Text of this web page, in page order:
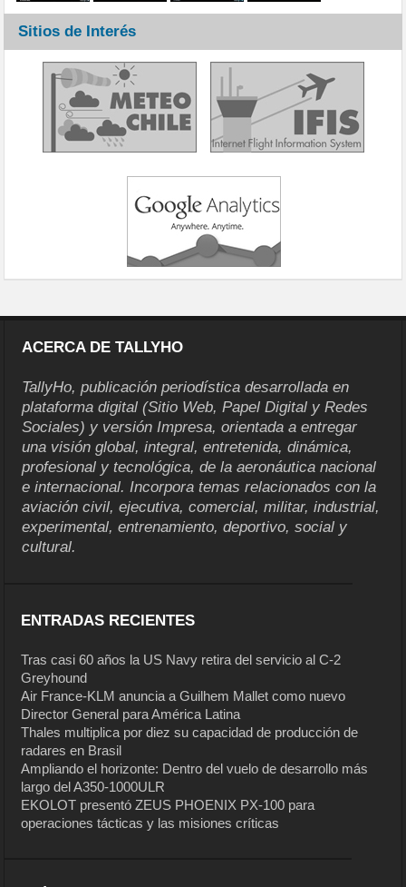
Sitios de Interés
ACERCA DE TALLYHO
TallyHo, publicación periodística desarrollada en
plataforma digital (Sitio Web, Papel Digital y Redes
Sociales) y versión Impresa, orientada a entregar
una visión global, integral, entretenida, dinámica,
profesional y tecnológica, de la aeronáutica nacional
e internacional. Incorpora temas relacionados con la
aviación civil, ejecutiva, comercial, militar, industrial,
experimental, entrenamiento, deportivo, social y
cultural.
ENTRADAS RECIENTES
Tras casi 60 años la US Navy retira del servicio al C-2
Greyhound
Air France-KLM anuncia a Guilhem Mallet como nuevo
Director General para América Latina
Thales multiplica por diez su capacidad de producción de
radares en Brasil
Ampliando el horizonte: Dentro del vuelo de desarrollo más
largo del A350-1000ULR
EKOLOT presentó ZEUS PHOENIX PX-100 para
operaciones tácticas y las misiones críticas